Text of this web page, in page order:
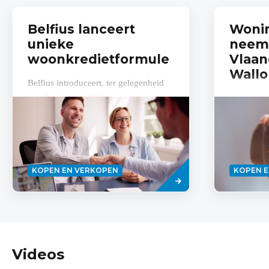
Belfius lanceert
unieke
woonkredietformule
Belfius introduceert, ter gelegenheid
van Batibouw 2025, een unieke
woonkredietformule op de Belgische
markt. Deze nieuwe hypotheekformule
combineert...
KOPEN EN VERKOPEN
Read
more
In
huizen
2023
vorig
KOPEN
Videos